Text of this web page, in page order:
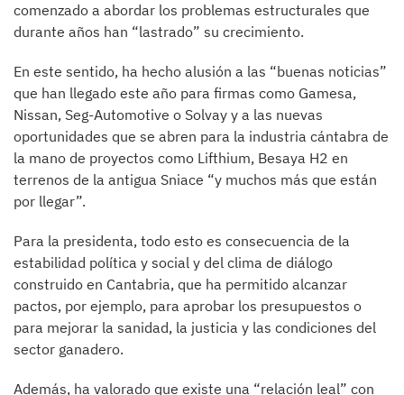
comenzado a abordar los problemas estructurales que
durante años han “lastrado” su crecimiento.
En este sentido, ha hecho alusión a las “buenas noticias”
que han llegado este año para firmas como Gamesa,
Nissan, Seg-Automotive o Solvay y a las nuevas
oportunidades que se abren para la industria cántabra de
la mano de proyectos como Lifthium, Besaya H2 en
terrenos de la antigua Sniace “y muchos más que están
por llegar”.
Para la presidenta, todo esto es consecuencia de la
estabilidad política y social y del clima de diálogo
construido en Cantabria, que ha permitido alcanzar
pactos, por ejemplo, para aprobar los presupuestos o
para mejorar la sanidad, la justicia y las condiciones del
sector ganadero.
Además, ha valorado que existe una “relación leal” con